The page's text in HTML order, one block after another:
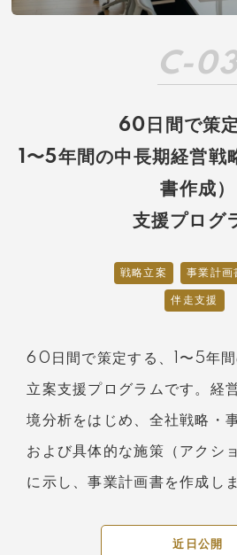
C-
60日間で策
1〜5年間の中長期経営戦
書作成）
支援プログ
戦略立案 事業計画
伴走支援
60日間で策定する、1〜5年
立案支援プログラムです。経
境分析をはじめ、全社戦略・
および具体的な施策（アクシ
に示し、事業計画書を作成しま
近日公開